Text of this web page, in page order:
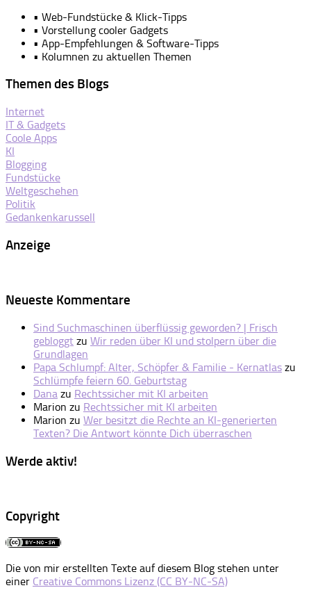
• Web-Fundstücke & Klick-Tipps
• Vorstellung cooler Gadgets
• App-Empfehlungen & Software-Tipps
• Kolumnen zu aktuellen Themen
Themen des Blogs
Internet
IT & Gadgets
Coole Apps
KI
Blogging
Fundstücke
Weltgeschehen
Politik
Gedankenkarussell
Anzeige
Neueste Kommentare
Sind Suchmaschinen überflüssig geworden? | Frisch
gebloggt zu Wir reden über KI und stolpern über die
Grundlagen
Papa Schlumpf: Alter, Schöpfer & Familie - Kernatlas zu
Schlümpfe feiern 60. Geburtstag
Dana zu Rechtssicher mit KI arbeiten
Marion zu Rechtssicher mit KI arbeiten
Marion zu Wer besitzt die Rechte an KI-generierten
Texten? Die Antwort könnte Dich überraschen
Werde aktiv!
Copyright
Die von mir erstellten Texte auf diesem Blog stehen unter
einer Creative Commons Lizenz (CC BY-NC-SA)